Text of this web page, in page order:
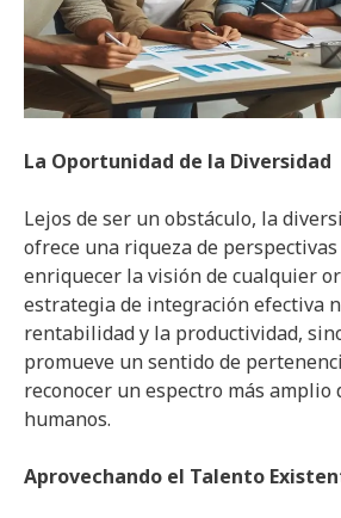
La Oportunidad de la Diversidad
Lejos de ser un obstáculo, la
ofrece una riqueza de
enriquecer la visión de cualquier
estrategia de integración efectiva
rentabilidad y la productividad,
promueve un sentido de
reconocer un espectro más amplio
humanos.
Aprovechando el Talento